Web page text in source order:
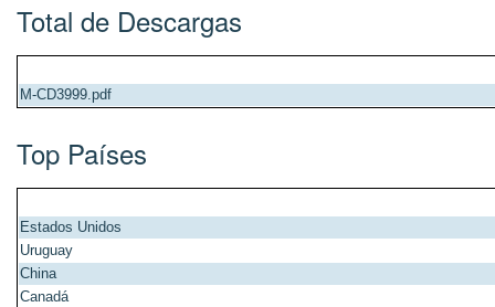
Total de Descargas
M-CD3999.pdf
Top Países
Estados Unidos
Uruguay
China
Canadá